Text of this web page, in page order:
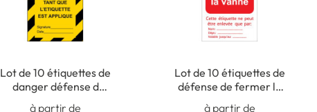
Lot de 10 étiquettes de
danger défense d
´enclencher tant que l
à partir de
Lot de 10 étiquettes de
défense de fermer la
à partir de